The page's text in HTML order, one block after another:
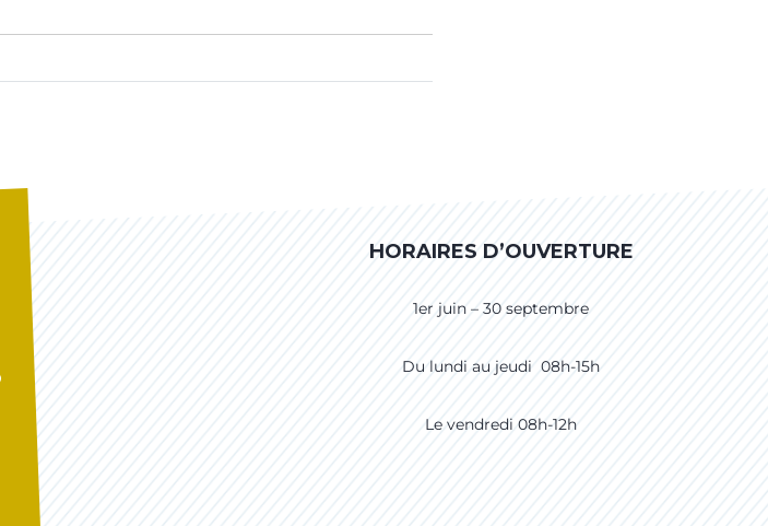
HORAIRES D’OUVERTURE
1er juin – 30 septembre
Du lundi au jeudi 08h-15h
Le vendredi 08h-12h